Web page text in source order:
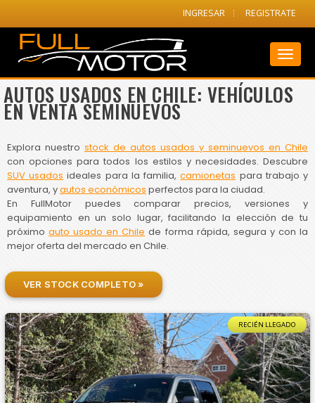
INGRESAR REGISTRATE
AUTOS USADOS EN CHILE: VEHÍCULOS
EN VENTA SEMINUEVOS
Explora nuestro stock de autos usados y seminuevos en Chile
con opciones para todos los estilos y necesidades. Descubre
SUV usados ideales para la familia,camionetas para trabajo y
aventura, yautos económicos perfectos para la ciudad.
En FullMotor puedes comparar precios, versiones y
equipamiento en un solo lugar, facilitando la elección de tu
próximoauto usado en Chile de forma rápida, segura y con la
mejor oferta del mercado en Chile.
VER STOCK COMPLETO »
RECIÉN LLEGADO